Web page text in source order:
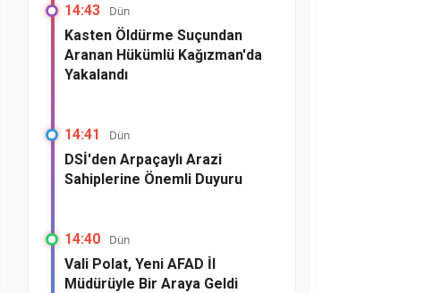
14:43 Dün
Kasten Öldürme Suçundan
Aranan Hükümlü Kağızman'da
Yakalandı
14:41 Dün
DSİ'den Arpaçaylı Arazi
Sahiplerine Önemli Duyuru
14:40 Dün
Vali Polat, Yeni AFAD İl
Müdürüyle Bir Araya Geldi